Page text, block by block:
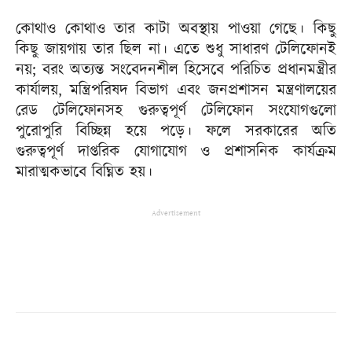
কোথাও কোথাও তার কাটা অবস্থায় পাওয়া গেছে। কিছু
কিছু জায়গায় তার ছিল না। এতে শুধু সাধারণ টেলিফোনই
নয়; বরং অত্যন্ত সংবেদনশীল হিসেবে পরিচিত প্রধানমন্ত্রীর
কার্যালয়, মন্ত্রিপরিষদ বিভাগ এবং জনপ্রশাসন মন্ত্রণালয়ের
রেড টেলিফোনসহ গুরুত্বপূর্ণ টেলিফোন সংযোগগুলো
পুরোপুরি বিচ্ছিন্ন হয়ে পড়ে। ফলে সরকারের অতি
গুরুত্বপূর্ণ দাপ্তরিক যোগাযোগ ও প্রশাসনিক কার্যক্রম
মারাত্মকভাবে বিঘ্নিত হয়।
Advertisement